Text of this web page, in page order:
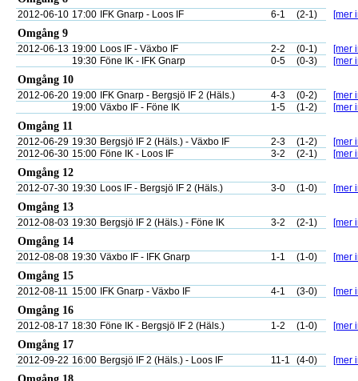
2012-06-10 17:00 IFK Gnarp - Loos IF 6-1 (2-1) [mer
Omgång 9
2012-06-13 19:00 Loos IF - Växbo IF 2-2 (0-1)
[mer
19:30 Föne IK - IFK Gnarp 0-5 (0-3) [mer
Omgång 10
2012-06-20 19:00 IFK Gnarp - Bergsjö IF 2 (Häls.) 4-3 (0-2)
[mer
19:00 Växbo IF - Föne IK 1-5 (1-2) [mer
Omgång 11
2012-06-29 19:30 Bergsjö IF 2 (Häls.) - Växbo IF 2-3 (1-2)
[mer
2012-06-30 15:00 Föne IK - Loos IF 3-2 (2-1) [mer
Omgång 12
2012-07-30 19:30 Loos IF - Bergsjö IF 2 (Häls.) 3-0 (1-0) [mer
Omgång 13
2012-08-03 19:30 Bergsjö IF 2 (Häls.) - Föne IK 3-2 (2-1) [mer
Omgång 14
2012-08-08 19:30 Växbo IF - IFK Gnarp 1-1 (1-0) [mer
Omgång 15
2012-08-11 15:00 IFK Gnarp - Växbo IF 4-1 (3-0) [mer
Omgång 16
2012-08-17 18:30 Föne IK - Bergsjö IF 2 (Häls.) 1-2 (1-0) [mer
Omgång 17
2012-09-22 16:00 Bergsjö IF 2 (Häls.) - Loos IF 11-1 (4-0) [mer